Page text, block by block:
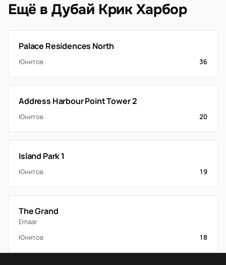
Ещё в Дубай Крик Харбор
Palace Residences North
Юнитов 36
Address Harbour Point Tower 2
Юнитов 20
Island Park 1
Юнитов 19
The Grand
Emaar
Юнитов
18